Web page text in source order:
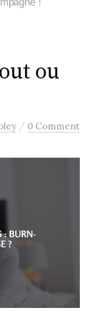
!
ou
/ 0 Comment